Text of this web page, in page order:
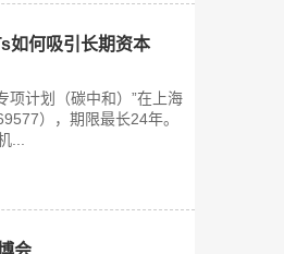
如何吸引长期资本
项计划（碳中和）”在上海
），期限最长24年。
...